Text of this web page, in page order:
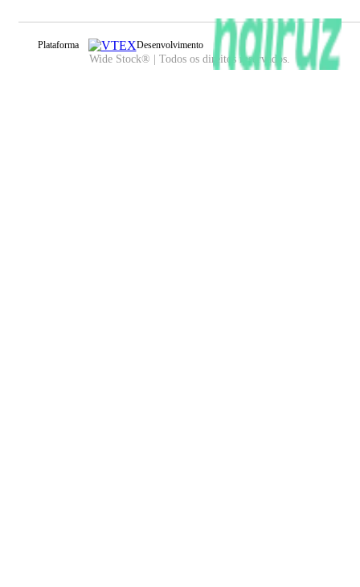
Wide Stock® | Todos os direitos reservados.
Plataforma Desenvolvimento